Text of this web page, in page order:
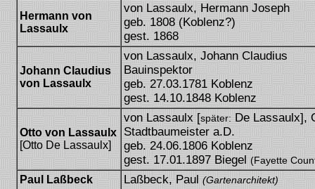
Hermann von
Lassaulx
von Lassaulx, Hermann Joseph
geb. 1808 (Koblenz?)
gest. 1868
Johann Claudius
von Lassaulx
von Lassaulx, Johann Claudius
Bauinspektor
geb. 27.03.1781 Koblenz
gest. 14.10.1848 Koblenz
Otto von Lassaulx
[Otto De Lassaulx]
von Lassaulx [später: De Lassaulx],
Stadtbaumeister a.D.
geb. 24.06.1806 Koblenz
gest. 17.01.1897 Biegel (Fayette
Paul Laßbeck Laßbeck, Paul (Gartenarchitekt)